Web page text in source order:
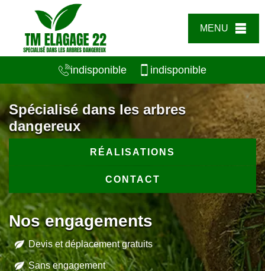
MENU
indisponible indisponible
Spécialisé dans les arbres
dangereux
RÉALISATIONS
CONTACT
Nos engagements
Devis et déplacement gratuits
Sans engagement